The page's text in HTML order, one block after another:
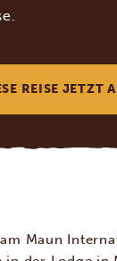
REISE JETZT
Maun